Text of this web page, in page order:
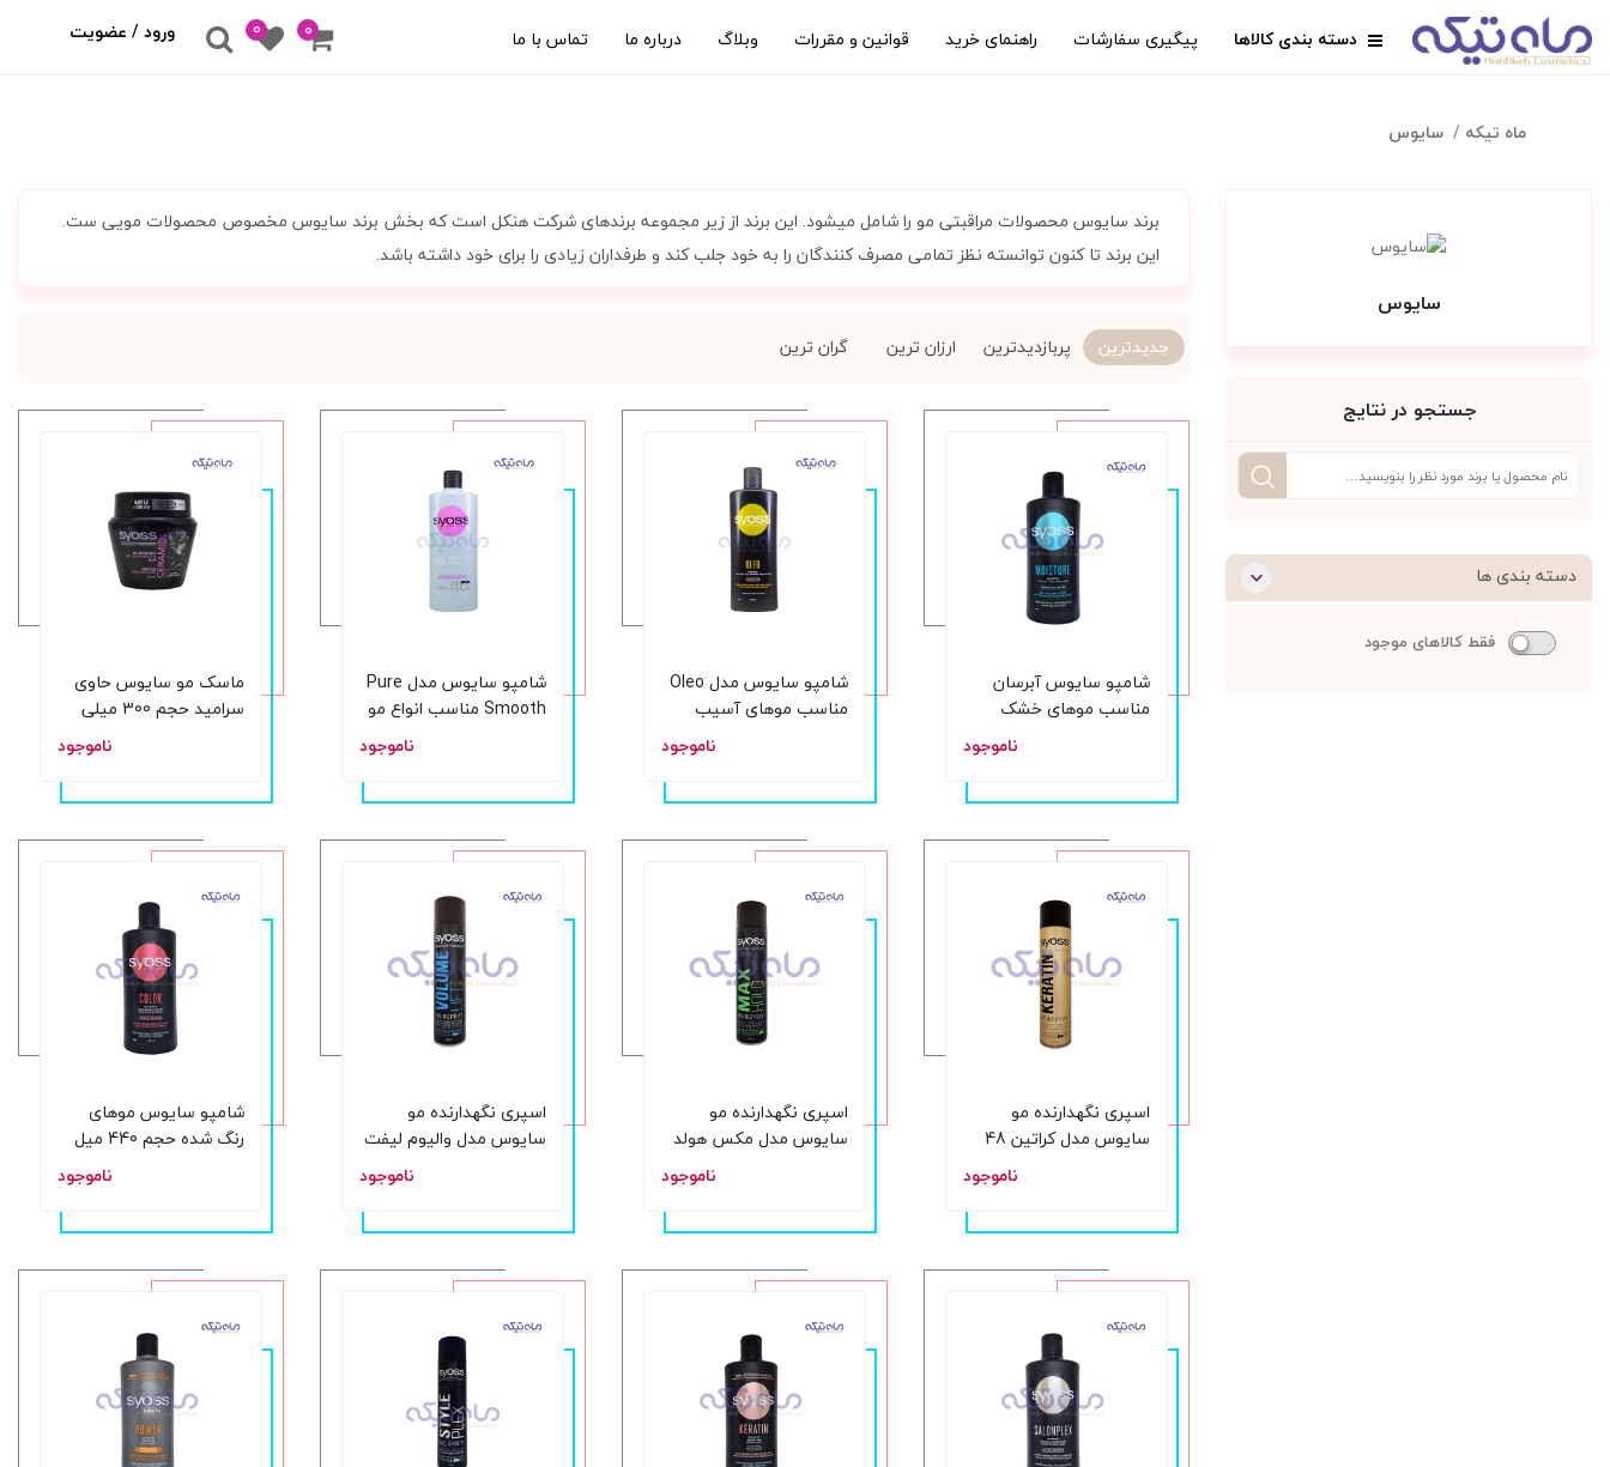
دسته بندی کالاها پیگیری سفارشات راهنمای خرید قوانین و مقررات وبلاگ درباره ما تماس با ما ۰ 0 ورود / عضویت
ماه تیکه سایوس
سایوس
جستجو در نتایج
دسته بندی ها
فقط کالاهای موجود
برند سایوس محصولات مراقبتی مو را شامل میشود. این برند از زیر مجموعه برندهای شرکت هنکل است که بخش برند سایوس مخصوص محصولات مویی ست.
این برند تا کنون توانسته نظز تمامی مصرف کنندگان را به خود جلب کند و طرفداران زیادی را برای خود داشته باشد.
جدیدترین پربازدیدترین ارزان ترین گران ترین
شامپو سایوس آبرسان
مناسب موهای خشک
ناموجود
شامپو سایوس مدل Oleo
مناسب موهای آسیب
دیده و چرب حجم 500
ناموجود
شامپو سایوس مدل Pure
Smooth مناسب انواع مو
ناموجود
ماسک مو سایوس حاوی
سرامید حجم 300 میلی
ناموجود
اسپری نگهدارنده مو
سایوس مدل کراتین 48
ناموجود
اسپری نگهدارنده مو
سایوس مدل مکس هولد
ناموجود
اسپری نگهدارنده مو
سایوس مدل والیوم لیفت
ناموجود
شامپو سایوس موهای
رنگ شده حجم 440 میل
ناموجود